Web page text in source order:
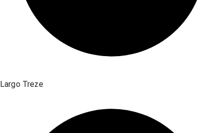
Largo Treze